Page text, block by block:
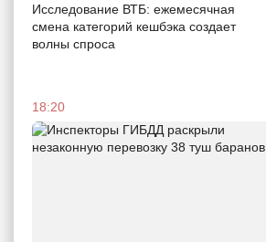
Исследование ВТБ: ежемесячная
смена категорий кешбэка создает
волны спроса
18:20